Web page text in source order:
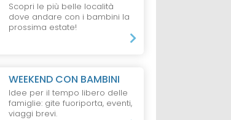
Scopri le più belle località
dove andare con i bambini la
prossima estate!
WEEKEND CON BAMBINI
Idee per il tempo libero delle
famiglie: gite fuoriporta, eventi,
viaggi brevi.